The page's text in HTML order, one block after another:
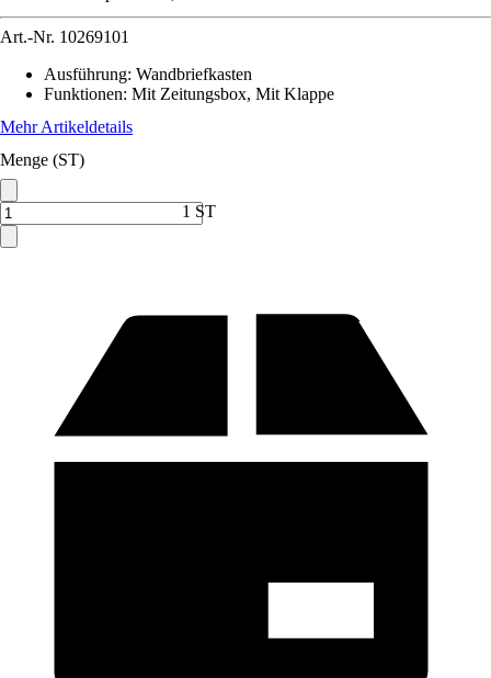
Art.-Nr. 10269101
Ausführung: Wandbriefkasten
Funktionen: Mit Zeitungsbox, Mit Klappe
Mehr Artikeldetails
Menge (ST)
1 ST